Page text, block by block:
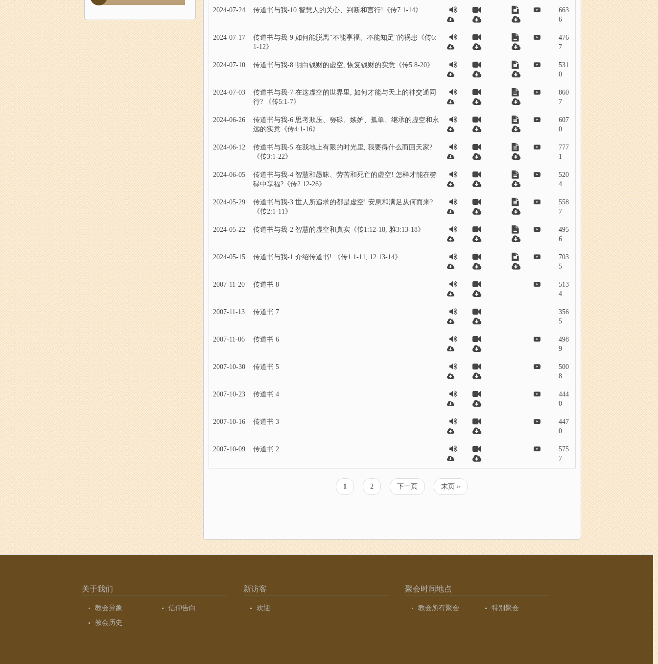
2024-07-24 传道书与我-10 智慧人的关心、判断和言行!《传7:1-14》
663
6
2024-07-17
传道书与我-9 如何能脱离"不能享福、不能知足"的祸患《传6:
1-12》
476
7
2024-07-10 传道书与我-8 明白钱财的虚空, 恢复钱财的实意《传5:8-20》
531
0
2024-07-03
传道书与我-7 在这虚空的世界里, 如何才能与天上的神交通同
行? 《传5:1-7》
860
7
2024-06-26
传道书与我-6 思考欺压、勞碌、嫉妒、孤单、继承的虚空和永
远的实意《传4:1-16》
607
0
2024-06-12
传道书与我-5 在我地上有限的时光里, 我要得什么而回天家?
《传3:1-22》
777
1
2024-06-05
传道书与我-4 智慧和愚昧、劳苦和死亡的虚空! 怎样才能在勞
碌中享福?《传2:12-26》
520
4
2024-05-29
传道书与我-3 世人所追求的都是虚空! 安息和满足从何而来?
《传2:1-11》
558
7
2024-05-22 传道书与我-2 智慧的虚空和真实《传1:12-18, 雅3:13-18》
495
6
2024-05-15 传道书与我-1 介绍传道书! 《传1:1-11, 12:13-14》
703
5
2007-11-20 传道书 8
513
4
2007-11-13 传道书 7
356
5
2007-11-06 传道书 6
498
9
2007-10-30 传道书 5
500
8
2007-10-23 传道书 4
444
0
2007-10-16 传道书 3
447
0
2007-10-09 传道书 2
575
7
当
前
1
页
面
2
下
一
下一页
末
页
末页 »
关于我们
教会异象
信仰告白
教会历史
新访客
欢迎
聚会时间地点
教会所有聚会 特别聚会